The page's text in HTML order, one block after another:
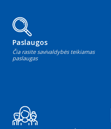
Paslaugos
Čia rasite savivaldybės teikiamas
paslaugas